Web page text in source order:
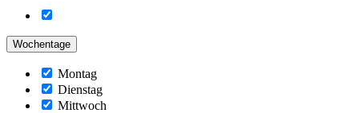
Wochentage
Montag
Dienstag
Mittwoch